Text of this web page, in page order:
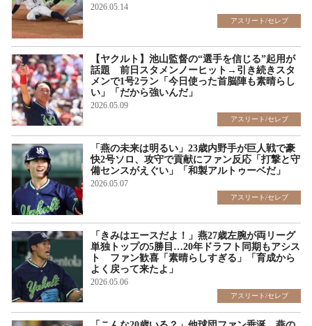
2026.05.14
アスリート/セレブ
【ヤクルト】池山監督の“選手を信じる”起用が
話題 前日スタメンノーヒット→引き続きスタ
メンで1号2ラン「今日使った首脳陣も素晴らし
い」「だから強いんだ」
2026.05.09
アスリート/セレブ
「燕の未来は明るい」23歳内野手が巨人戦で豪
快2号ソロ、攻守で貢献にファン反応「打撃と守
備センスがえぐい」「和製アルトゥーベだ」
2026.05.07
アスリート/セレブ
「きみはエースだよ！」燕27歳左腕が両リーグ
単独トップの5勝目…20年ドラフト同期もアシス
ト ファン歓喜「素晴らしすぎる」「育成から
よく戻って来たよ」
2026.05.06
アスリート/セレブ